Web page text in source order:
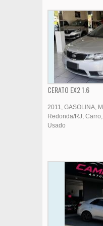
CERATO EX2 1.6
2011 GASOLINA
Redonda/RJ Carro
Usado